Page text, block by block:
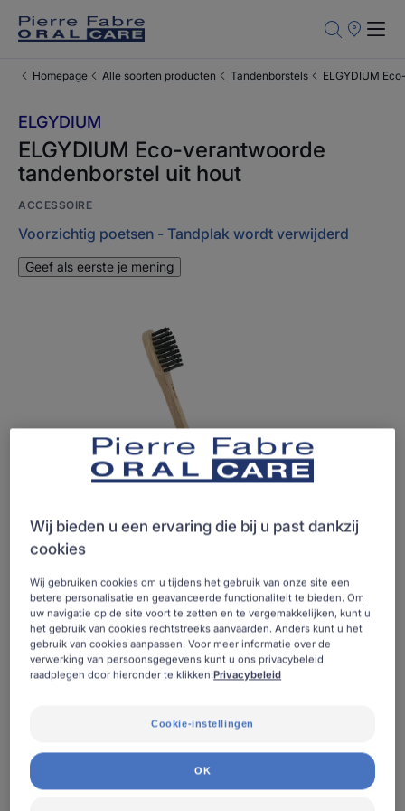
Homepage Alle soorten producten Tandenborstels ELGYDIUM
ELGYDIUM
ELGYDIUM Eco-verantwoorde
tandenborstel uit hout
ACCESSOIRE
Voorzichtig poetsen - Tandplak wordt verwijderd
Geef als eerste je mening
tandenborstel verpakt in een 100% kartonnen etui.
Europese houten borstel voor verantwoord borstelen
Wij bieden u een ervaring die bij u past dankzij
cookies
Wij gebruiken cookies om u tijdens het gebruik van onze site een
betere personalisatie en geavanceerde functionaliteit te bieden. Om
uw navigatie op de site voort te zetten en te vergemakkelijken, kunt u
het gebruik van cookies rechtstreeks aanvaarden. Anders kunt u het
gebruik van cookies aanpassen. Voor meer informatie over de
verwerking van persoonsgegevens kunt u ons privacybeleid
raadplegen door hieronder te klikken:Privacybeleid
Cookie-instellingen
OK